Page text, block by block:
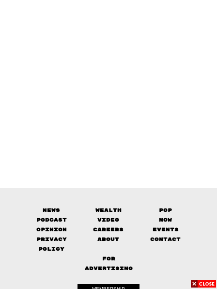
News Wealth
Pop
Podcast
Video
Now
Opinion
Careers
Events
Privacy
Policy
About Contact
FOR
ADVERTISING